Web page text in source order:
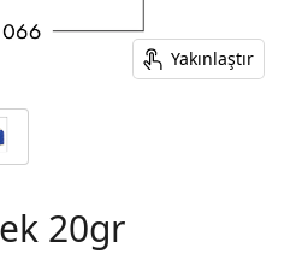
Yakınlaştır
20gr